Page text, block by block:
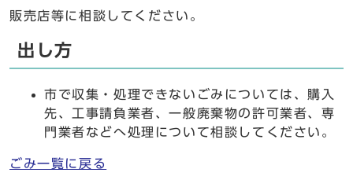
販売店等に相談してください。
出し方
市で収集・処理できないごみについては、購入
先、工事請負業者、一般廃棄物の許可業者、専
門業者などへ処理について相談してください。
ごみ一覧に戻る